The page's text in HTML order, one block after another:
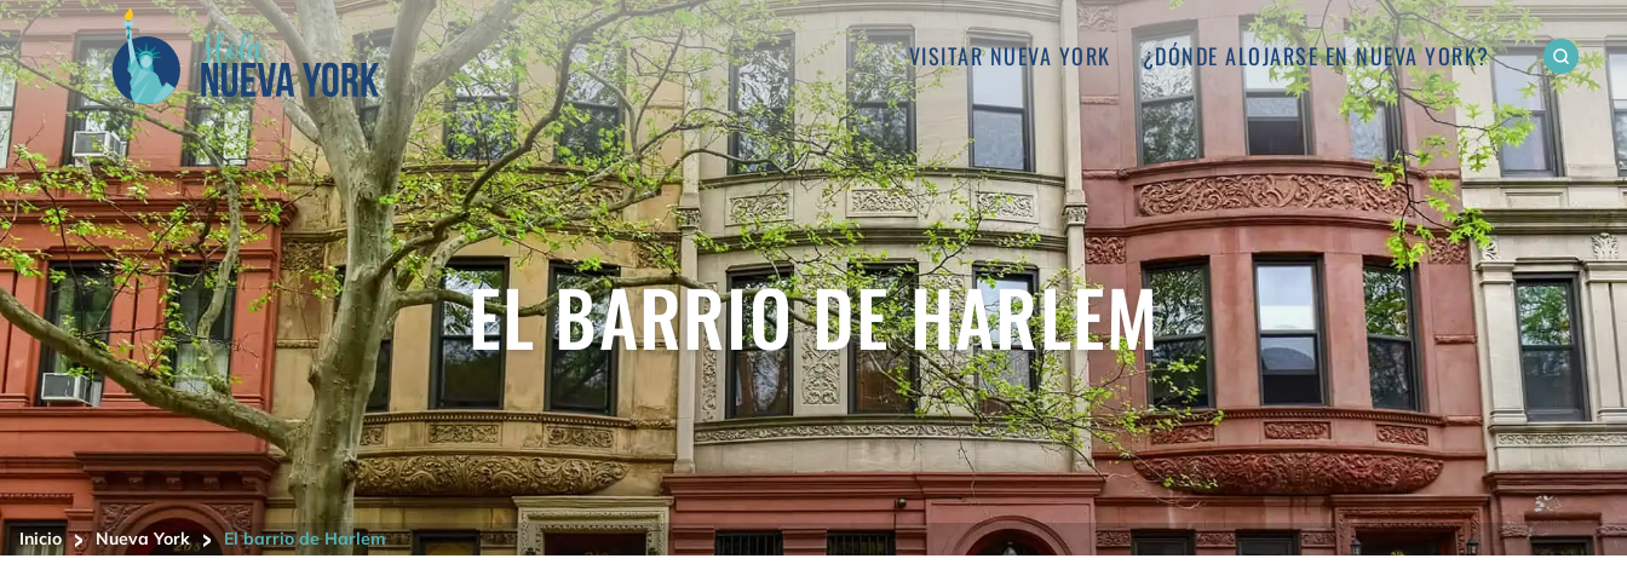
VISITAR NUEVA YORK ¿DÓNDE ALOJARSE EN NUEVA YORK?
EL BARRIO DE HARLEM
Inicio > Nueva York > El barrio de Harlem